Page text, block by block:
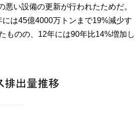
い設備の更新が行われたためだ。
は45億4000万トンまで19%減少す
ものの、12年には90年比14%増加し